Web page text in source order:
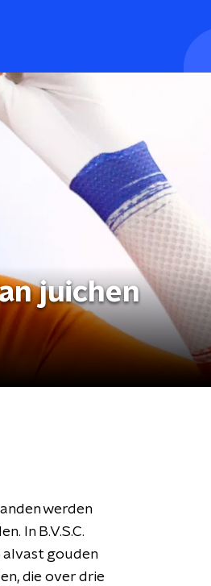
juichen
werden
In B.V.S.C.
gouden
die over drie